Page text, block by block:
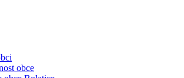
obce